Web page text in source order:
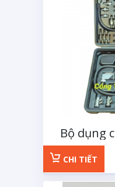
Bộ dụng
dung
tiết
CHI TIẾT